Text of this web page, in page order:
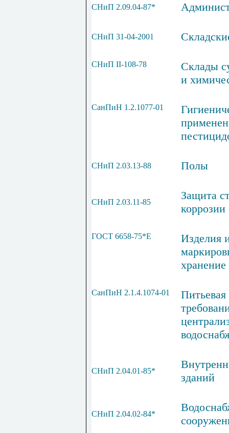
СНиП 2.09.04-87*
СНиП 31-04-2001
СНиП II-108-78
Склады
и
СанПиН 1.2.1077-01
СНиП 2.03.13-88 Полы
СНиП 2.03.11-85
Защита
коррозии
ГОСТ 6658-75*Е
Изделия
хранение
СанПиН 2.1.4.1074-01
СНиП 2.04.01-85*
зданий
СНиП 2.04.02-84*